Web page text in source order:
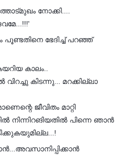
നോക്കി....
പൂണ്ടതിനെ ഭേദിച്ച് പറഞ്ഞ്
കാലം..
കിടന്നു... മറക്കില്ലാ
ജീവിതം മാറ്റി
നിന്നിറങിയതിൽ പിന്നെ ഞാൻ